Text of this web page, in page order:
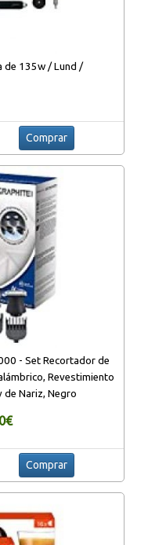
de 135w / Lund /
Comprar
- Set Recortador de
Revestimiento
de Nariz, Negro
Comprar